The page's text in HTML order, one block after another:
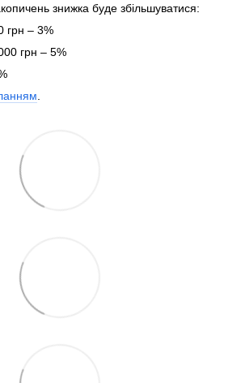
знижка буде збільшуватися:
грн – 3%
грн – 5%